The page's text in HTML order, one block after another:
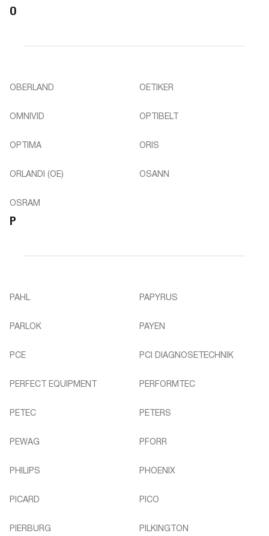
O
OBERLAND OETIKER
OMNIVID OPTIBELT
OPTIMA ORIS
ORLANDI (OE) OSANN
OSRAM
P
PAHL PAPYRUS
PARLOK PAYEN
PCE PCI DIAGNOSETECHNIK
PERFECT EQUIPMENT PERFORMTEC
PETEC PETERS
PEWAG PFORR
PHILIPS PHOENIX
PICARD PICO
PIERBURG PILKINGTON